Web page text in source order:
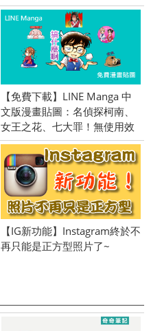
【免費下載】LINE Manga 中
文版漫畫貼圖：名偵探柯南、
女王之花、七大罪！無使用效
期限制
【IG新功能】Instagram終於不
再只能是正方型照片了~